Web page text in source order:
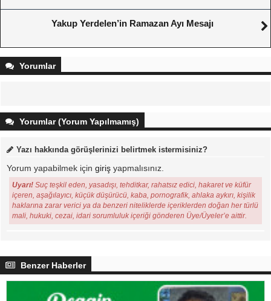
Yakup Yerdelen’in Ramazan Ayı Mesajı
Yorumlar
Yorumlar (Yorum Yapılmamış)
Yazı hakkında görüşlerinizi belirtmek istermisiniz?
Yorum yapabilmek için giriş yapmalısınız.
Uyarı! Suç teşkil eden, yasadışı, tehditkar, rahatsız edici, hakaret ve küfür
içeren, aşağılayıcı, küçük düşürücü, kaba, pornografik, ahlaka aykırı, kişilik
haklarına zarar verici ya da benzeri niteliklerde içeriklerden doğan her türlü
mali, hukuki, cezai, idari sorumluluk içeriği gönderen Üye/Üyeler’e aittir.
Benzer Haberler